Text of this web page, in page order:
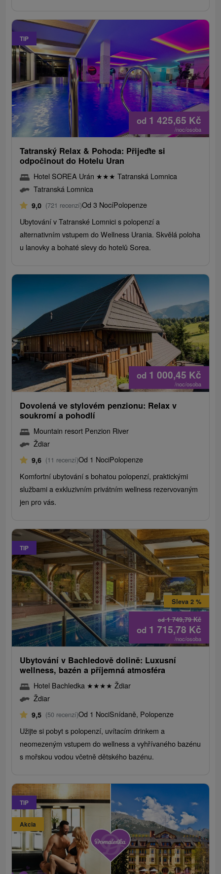
TIP
od 1 425,65 Kč
/noc/osoba
Tatranský Relax & Pohoda: Přijeďte si
odpočinout do Hotelu Uran
Hotel SOREA Urán ★★★ Tatranská Lomnica
Tatranská Lomnica
9,0 (721 recenzí)Od 3 NocíPolopenze
Ubytování v Tatranské Lomnici s polopenzí a
alternativním vstupem do Wellness Urania. Skvělá poloha
u lanovky a bohaté slevy do hotelů Sorea.
od 1 000,45 Kč
/noc/osoba
Dovolená ve stylovém penzionu: Relax v
soukromí a pohodlí
Mountain resort Penzion River
Ždiar
9,6 (11 recenzí)Od 1 NociPolopenze
Komfortní ubytování s bohatou polopenzí, praktickými
službami a exkluzivním privátním wellness rezervovaným
jen pro vás.
TIP
od1 749,79Kč
Sleva 2 %
od 1 715,78 Kč
/noc/osoba
Ubytování v Bachledově dolině: Luxusní
wellness, bazén a příjemná atmosféra
Hotel Bachledka ★★★★ Ždiar
Ždiar
9,5 (50 recenzí)Od 1 NociSnídaně, Polopenze
Užijte si pobyt s polopenzí, uvítacím drinkem a
neomezeným vstupem do wellness a vyhřívaného bazénu
s mořskou vodou včetně dětského bazénu.
TIP
Akcia